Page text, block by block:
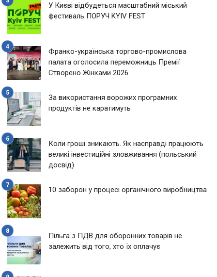
У Києві відбудеться масштабний міський
фестиваль ПОРУЧ KYIV FEST
Франко-українська торгово-промислова
палата оголосила переможниць Премії
Створено Жінками 2026
За використання ворожих програмних
продуктів не каратимуть
Коли гроші зникають. Як насправді працюють
великі інвестиційні зловживання (польський
досвід)
10 заборон у процесі органічного виробництва
Пільга з ПДВ для оборонних товарів не
залежить від того, хто їх оплачує